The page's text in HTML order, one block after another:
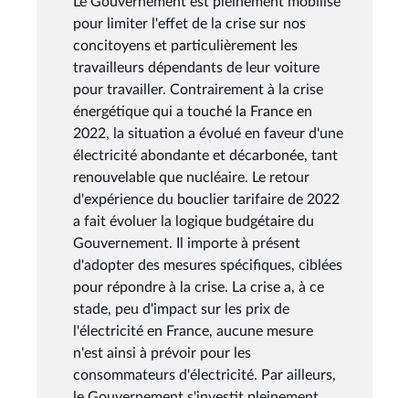
pour limiter l'effet de la crise sur nos
concitoyens et particulièrement les
travailleurs dépendants de leur voiture
pour travailler. Contrairement à la crise
énergétique qui a touché la France en
2022, la situation a évolué en faveur d'une
électricité abondante et décarbonée, tant
renouvelable que nucléaire. Le retour
d'expérience du bouclier tarifaire de 2022
a fait évoluer la logique budgétaire du
Gouvernement. Il importe à présent
d'adopter des mesures spécifiques, ciblées
pour répondre à la crise. La crise a, à ce
stade, peu d'impact sur les prix de
l'électricité en France, aucune mesure
n'est ainsi à prévoir pour les
consommateurs d'électricité. Par ailleurs,